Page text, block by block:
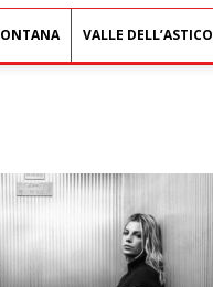
VALLE DELL’ASTICO